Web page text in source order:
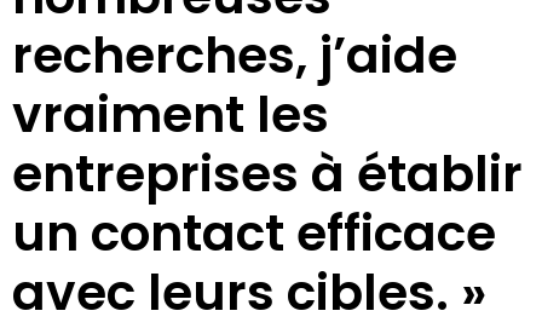
recherches, j’aide
vraiment les
entreprises à établir
un contact efficace
avec leurs cibles. »